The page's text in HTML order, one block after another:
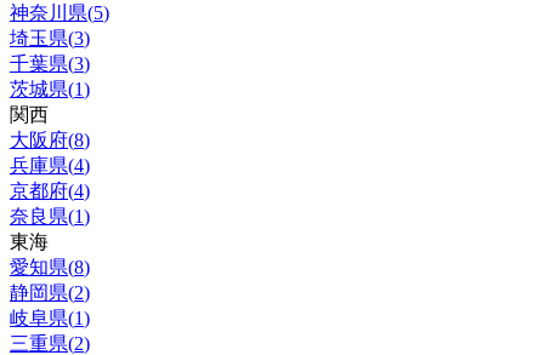
神奈川県(5)
埼玉県(3)
千葉県(3)
茨城県(1)
関西
大阪府(8)
兵庫県(4)
京都府(4)
奈良県(1)
東海
愛知県(8)
静岡県(2)
岐阜県(1)
三重県(2)